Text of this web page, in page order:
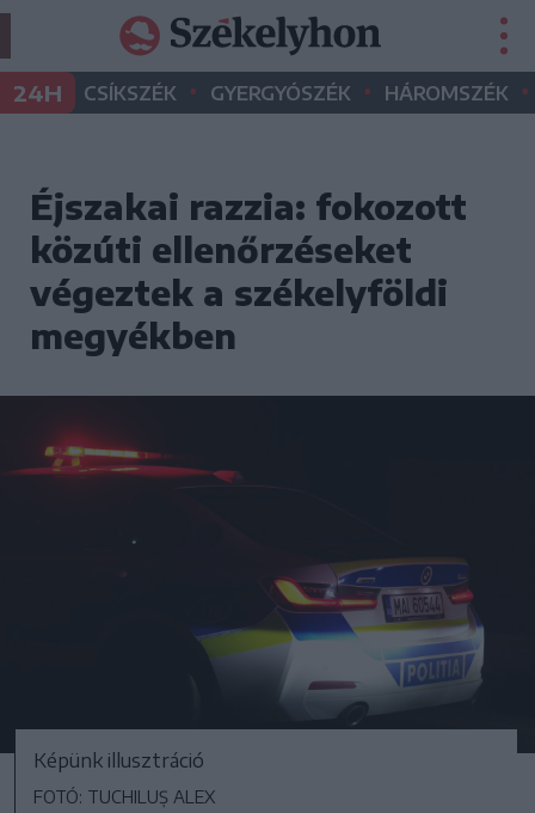
24H CSÍKSZÉK • GYERGYÓSZÉK • HÁROMSZÉK •
Éjszakai razzia: fokozott
közúti ellenőrzéseket
végeztek a székelyföldi
megyékben
Képünk illusztráció
FOTÓ: TUCHILUȘ ALEX